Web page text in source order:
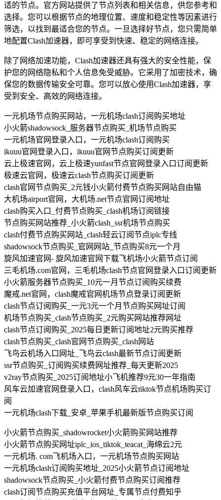
适的节点。官方网站提供了节点列表和相关信息，供您参考和
选择。您可以根据节点的地理位置、速度和稳定性等因素进行
筛选，以找到最适合您的节点。一旦选择好节点，您只需简单
地配置Clash加速器，即可享受到快速、稳定的网络连接。
除了网络加速功能，Clash加速器还具有强大的安全性能，保
护您的网络隐私和个人信息免受威胁。它采用了加密技术，确
保您的数据传输安全可靠。您可以放心使用Clash加速器，享
受到安全、高效的网络连接。
一元机场节点购买网站，一元机场clash订阅购买地址
小火箭shadowsock_服务器节点购买_机场节点购买
一元机场官网登录入口，一元机场clash订阅购买
ikuuu官网登录入口，ikuuu官网节点购买订阅更新
云上极速官网，云上极速yunfast节点官网登录入口订阅更新
极速云官网，极速云clash节点购买订阅更新
clash官网节点购买_2元钱小火箭付费节点购买网站自由猫
大机场airport官网，大机场.net节点官网订阅地址
clash购买入口_付费节点购买_clash机场订阅链接
节点购买网站推荐_小火箭clash_ssr机场节点购买
clash付费节点购买网站_clash轻云订阅节点iplc专线
shadowsock节点购买_官网网站_节点购买8元一个月
旋风加速官网- 旋风加速官网下载飞机场小火箭节点订阅
三毛机场.com官网，三毛机场clash节点官网登录入口订阅更新
小火箭服务器节点购买_10元一月节点订阅购买续费
魔戒.net官网，clash魔戒官网机场节点登录订阅更新
clash节点订阅购买_一元3元一个月节点购买网址订阅
机场节点购买_clash节点购买_2元购买网站推荐网址
clash节点订阅购买_2025每日更新订阅地址2元购买推荐
clash节点购买_clash官网节点购买_clash网站
飞鸟云机场入口网址_飞鸟云clash最新节点订阅更新
ssr节点购买_订阅购买续费网址推荐_每天更新2025
v2ray节点购买_2025订阅地址小飞机推荐9元30一年指南
风车云加速官网登录入口，clash风车云tiktok节点机场购买订
阅
一元机场clash下载_安卓_苹果手机最新版节点购买订阅
小火箭节点购买_shadowrocket小火箭购买网站推荐
小火箭节点购买网址iplc_ios_tiktok_teacat_海绵云2元
一元机场. com飞机场入口，一元机场节点购买网站
一元机场clash订阅购买地址_2025小火箭节点订阅地址
shadowsock节点购买_小火箭付费节点购买订阅推荐
clash订阅节点购买充值平台网址_专属节点付费知乎